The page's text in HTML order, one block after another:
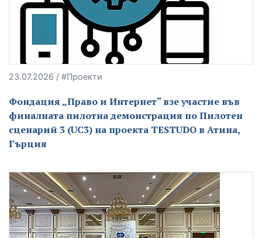
23.07.2026 / #Проекти
Фондация „Право и Интернет“ взе участие във
финалната пилотна демонстрация по Пилотен
сценарий 3 (UC3) на проекта TESTUDO в Атина,
Гърция